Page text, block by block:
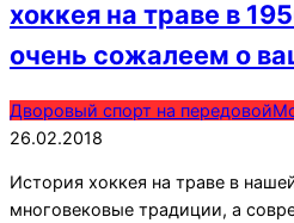
хоккея на траве в
очень сожалеем о
2018-
02-
Дворовый спорт на передовой
26.02.2018
История хоккея на траве в
многовековые традиции, а